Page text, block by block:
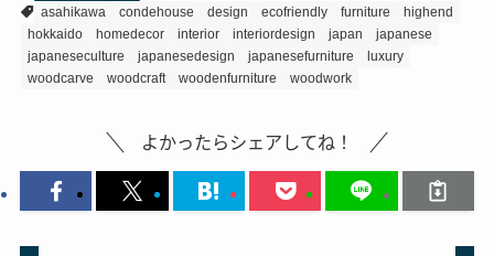
asahikawa
condehouse design ecofriendly furniture
highend
hokkaido
homedecor interior interiordesign japan
japanese
japaneseculture
japanesedesign japanesefurniture
luxury
woodcarve
woodcraft woodenfurniture woodwork
よかったらシェアしてね！